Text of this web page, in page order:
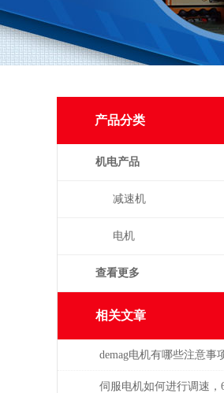
产品分类
机电产品
减速机
电机
查看更多
相关文章
demag电机有哪些注意事
伺服电机如何进行调速，